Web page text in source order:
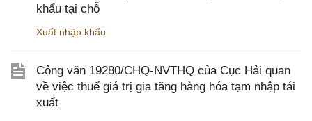
khẩu tại chỗ
Xuất nhập khẩu
Công văn 19280/CHQ-NVTHQ của Cục Hải quan
về việc thuế giá trị gia tăng hàng hóa tạm nhập tái
xuất